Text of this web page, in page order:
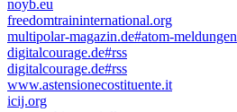
noyb.eu
freedomtraininternational.org
multipolar-magazin.de#atom-meldungen
digitalcourage.de#rss
digitalcourage.de#rss
www.astensionecostituente.it
icij.org